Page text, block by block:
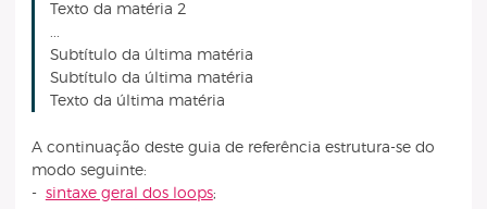
Texto da matéria 2
...
Subtítulo da última matéria
Subtítulo da última matéria
Texto da última matéria
A continuação deste guia de referência estrutura-se do
modo seguinte:
- sintaxe geral dos loops;